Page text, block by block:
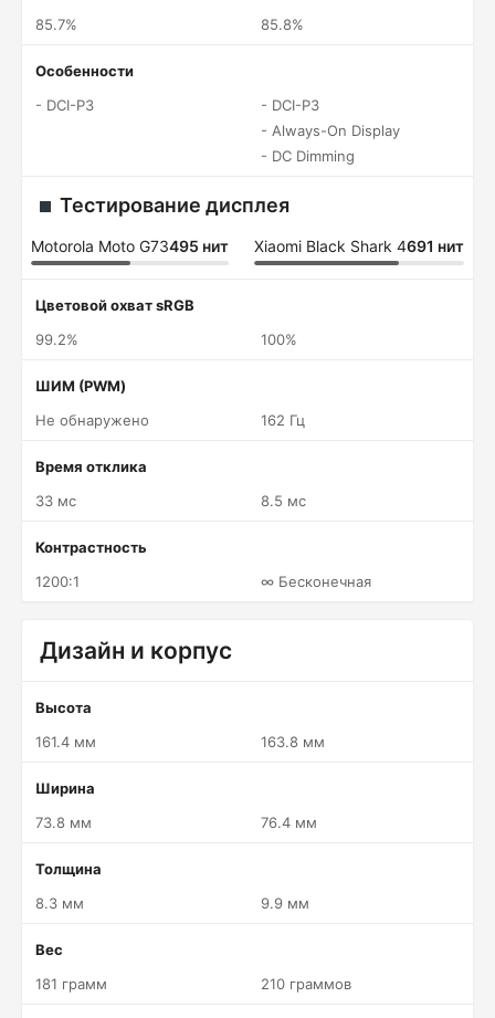
85.7%
85.8%
Особенности
- DCI-P3
- DCI-P3
- Always-On Display
- DC Dimming
Тестирование дисплея
Motorola Moto G73495 нит Xiaomi Black Shark 4691 нит
Цветовой охват sRGB
99.2%
100%
ШИМ (PWM)
Не обнаружено
162 Гц
Время отклика
33 мс
8.5 мс
Контрастность
1200:1
∞ Бесконечная
Дизайн и корпус
Высота
161.4 мм
163.8 мм
Ширина
73.8 мм
76.4 мм
Толщина
8.3 мм
9.9 мм
Вес
181 грамм
210 граммов